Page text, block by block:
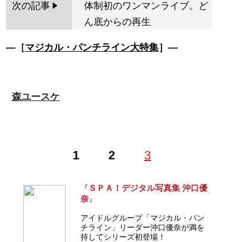
次の記事
体制初のワンマンライブ。ど
ん底からの再生
―［マジカル・パンチライン大特集］―
森ユースケ
1 2 3
『 ＳＰＡ！デジタル写真集 沖口優
奈』
アイドルグループ「マジカル・パン
チライン」リーダー沖口優奈が満を
持してシリーズ初登場！